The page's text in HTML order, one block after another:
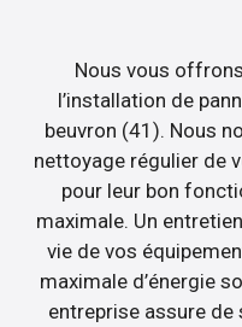
Nous vous
l’installation de
beuvron (41). Nous
nettoyage régulier de
pour leur bon
maximale. Un
vie de vos
maximale d’énergie
entreprise assure